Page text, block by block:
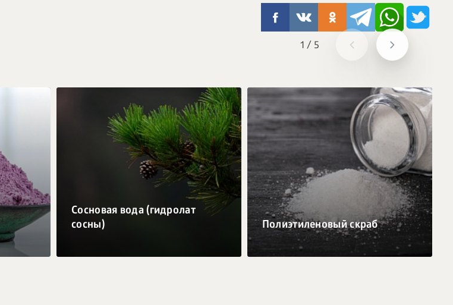
1 / 5
Сосновая вода (гидролат
сосны)
Полиэтиленовый скраб